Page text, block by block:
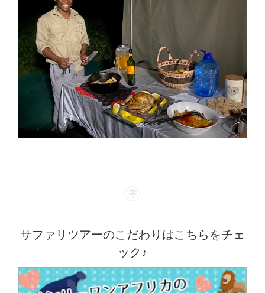
サファリツアーのこだわりはこちらをチェ
ック♪